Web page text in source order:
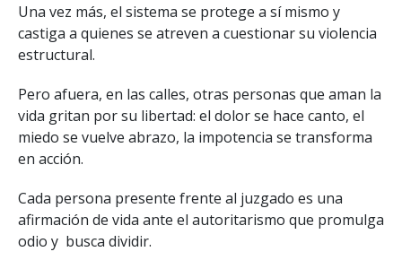
Una vez más, el sistema se protege a sí mismo y
castiga a quienes se atreven a cuestionar su violencia
estructural.
Pero afuera, en las calles, otras personas que aman la
vida gritan por su libertad: el dolor se hace canto, el
miedo se vuelve abrazo, la impotencia se transforma
en acción.
Cada persona presente frente al juzgado es una
afirmación de vida ante el autoritarismo que promulga
odio y busca dividir.